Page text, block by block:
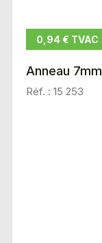
0,94 € TVAC
Anneau 7mm
Réf. : 15 253